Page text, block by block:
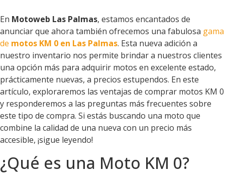
En Motoweb Las Palmas, estamos encantados de
anunciar que ahora también ofrecemos una fabulosa gama
de motos KM 0 en Las Palmas. Esta nueva adición a
nuestro inventario nos permite brindar a nuestros clientes
una opción más para adquirir motos en excelente estado,
prácticamente nuevas, a precios estupendos. En este
artículo, exploraremos las ventajas de comprar motos KM 0
y responderemos a las preguntas más frecuentes sobre
este tipo de compra. Si estás buscando una moto que
combine la calidad de una nueva con un precio más
accesible, ¡sigue leyendo!
¿Qué es una Moto KM 0?